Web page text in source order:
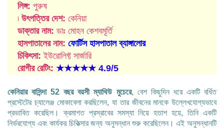
লিঙ্গ: পুরুষ
৷ উৎপত্তির দেশ: কেনিয়া
ডাক্তার নাম: ডাঃ মোহন কেশবমূর্তি
হাসপাতালের নাম: ফোর্টিস হাসপাতাল ব্যাঙ্গালোর
চিকিৎসা: ইউরোলিফ্ট সার্জারি
রোগীর রেটিং: ★★★★★ 4.9/5
কেনিয়ার বাসিন্দা 52 বছর বয়সী ম্যাথিউ মুচেরে, বেশ কিছুদিন ধরে একটি বর্ধিত
প্রস্টেটের চ্যালেঞ্জ মোকাবেলা করছিলেন, যা তার জীবনের মানকে উল্লেখযোগ্যভাবে
প্রভাবিত করেছিল। ক্রমাগত প্রস্রাবের সমস্যা নিয়ে হতাশ হয়ে, তিনি একটি
নির্ভরযোগ্য এবং কার্যকর চিকিত্সার জন্য অনুসন্ধান শুরু করেছিলেন। এই অনুসন্ধানটি